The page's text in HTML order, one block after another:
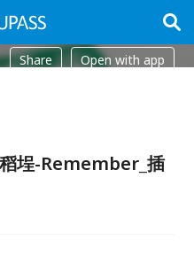
Share Open with app
埕-Remember_插